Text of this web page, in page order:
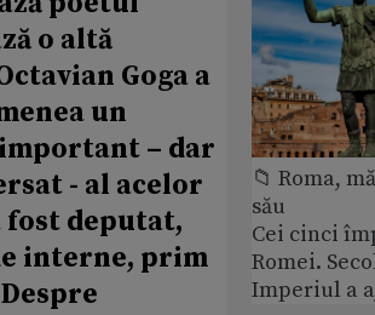
o altă
Goga a
un
– dar
- al acelor
deputat,
interne, prim
📁 Roma,
său
Cei cinci
Romei.
Imperiul a